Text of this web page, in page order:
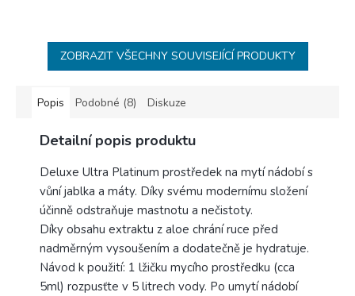
ZOBRAZIT VŠECHNY SOUVISEJÍCÍ PRODUKTY
Popis Podobné (8) Diskuze
Detailní popis produktu
Deluxe Ultra Platinum prostředek na mytí nádobí s
vůní jablka a máty. Díky svému modernímu složení
účinně odstraňuje mastnotu a nečistoty.
Díky obsahu extraktu z aloe chrání ruce před
nadměrným vysoušením a dodatečně je hydratuje.
Návod k použití: 1 lžičku mycího prostředku (cca
5ml) rozpusťte v 5 litrech vody. Po umytí nádobí